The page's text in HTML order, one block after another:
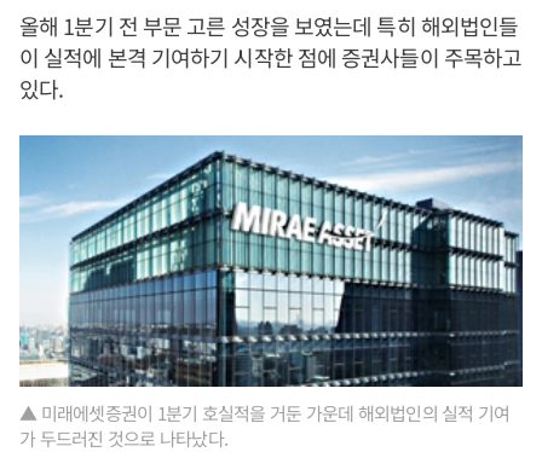
올해 1분기 전 부문 고른 성장을 보였는데 특히 해외법인들
이 실적에 본격 기여하기 시작한 점에 증권사들이 주목하고
있다.
▲ 미래에셋증권이 1분기 호실적을 거둔 가운데 해외법인의 실적 기여
가 두드러진 것으로 나타났다.